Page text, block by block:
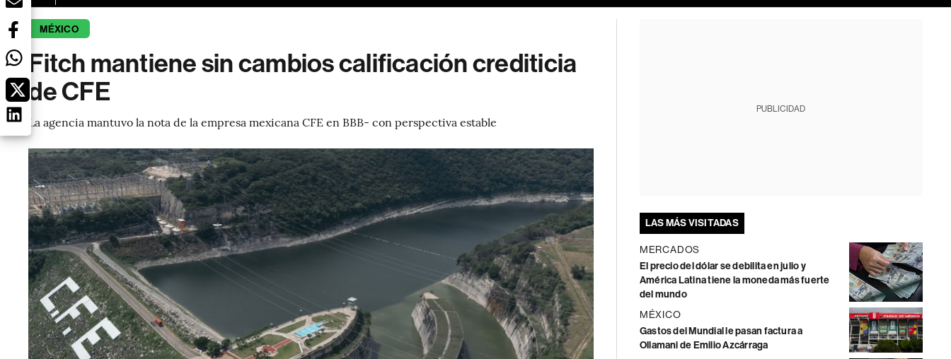
MÉXICO
Fitch mantiene sin cambios calificación crediticia
de CFE
La agencia mantuvo la nota de la empresa mexicana CFE en BBB- con perspectiva estable
PUBLICIDAD
LAS MÁS VISITADAS
MERCADOS
El precio del dólar se debilita en julio y
América Latina tiene la moneda más fuerte
del mundo
MÉXICO
Gastos del Mundial le pasan factura a
Ollamani de Emilio Azcárraga